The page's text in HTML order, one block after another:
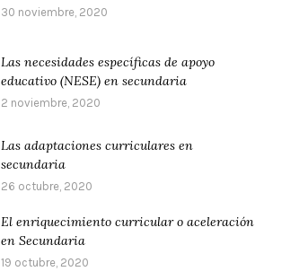
30 noviembre, 2020
Las necesidades específicas de apoyo
educativo (NESE) en secundaria
2 noviembre, 2020
Las adaptaciones curriculares en
secundaria
26 octubre, 2020
El enriquecimiento curricular o aceleración
en Secundaria
19 octubre, 2020